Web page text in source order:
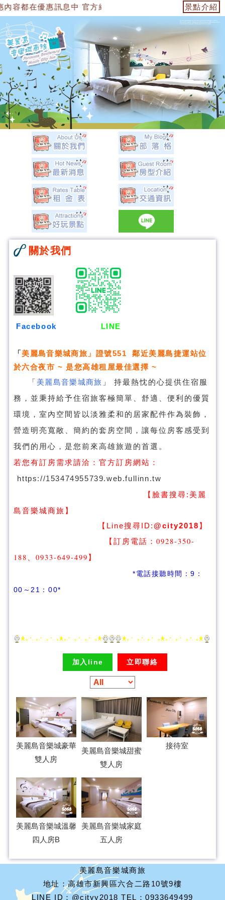
容都在優惠訊息中 官方網站：https:// 景點介紹
關於我們
Facebook LINE
「美麗島音樂城商旅 」證號551 鄰近美麗島捷運站位
於六合夜市 ~ 是您高雄租屋最佳選擇 ~
「 美麗島音樂城商旅 」 持最熱忱的心提供住宿服
務，並秉持給予住宿旅客極簡單、舒適、便利的優質
環境，室內空間皆以淡雅柔和的居家配件作為裝飾，
營造明亮寬敞、簡約的套房空間，讓每位房客感受到
我們的用心，是您前來高雄旅遊的首選。
若您有訂房需求請洽： 官方訂房網站：
https://153474955739.web.fullinn.tw
【臉書搜尋: 美麗
島音樂城商旅 】
【Line搜尋ID:@city2018 】
【訂房電話：0928-350-
188、0933-649-499 】
*電話接聽時間：9：
00～21：00*
加入line 立即聯絡
美麗島音樂城豪華
雙人房
美麗島音樂城甜蜜
雙人房
接待室
美麗島音樂城溫馨
四人房B
美麗島音樂城家庭
五人房
美麗島音樂城商旅
地址：高雄市新興區六合二路10號9樓
LINE ID：@cityy2018 TEL：0933649499